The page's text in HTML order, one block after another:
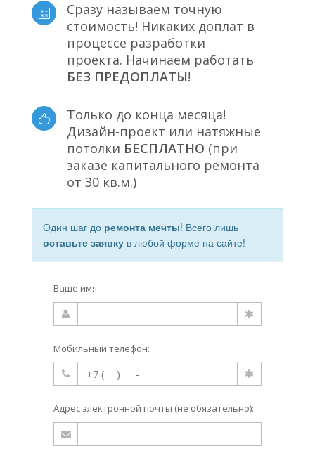
Сразу называем точную
стоимость! Никаких доплат в
процессе разработки
проекта. Начинаем работать
БЕЗ ПРЕДОПЛАТЫ!
Только до конца месяца!
Дизайн-проект или натяжные
потолки БЕСПЛАТНО (при
заказе капитального ремонта
от 30 кв.м.)
Один шаг до ремонта мечты! Всего лишь
оставьте заявку в любой форме на сайте!
Ваше имя:
Мобильный телефон:
Адрес электронной почты (не обязательно):